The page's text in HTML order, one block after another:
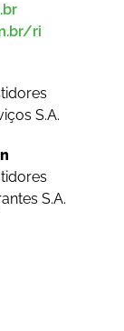
ri
S.A.
S.A.